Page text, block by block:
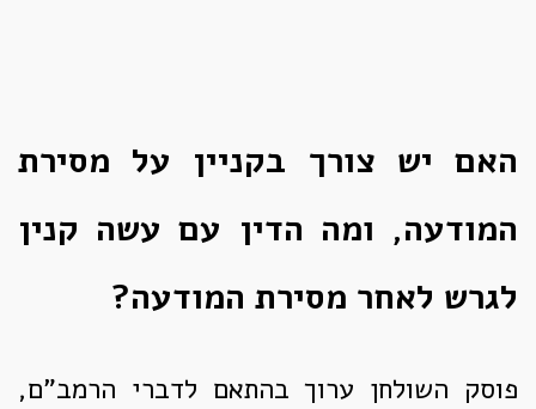
האם יש צורך בקניין על מסירת
המודעה, ומה הדין עם עשה קנין
לגרש לאחר מסירת המודעה?
פוסק השולחן ערוך בהתאם לדברי הרמב"ם,